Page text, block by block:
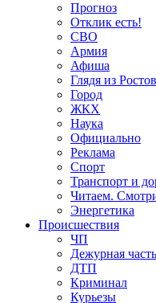
Прогноз
Отклик есть!
СВО
Армия
Афиша
Глядя из
Город
ЖКХ
Наука
Официально
Реклама
Спорт
Транспорт и
Читаем.
Энергетика
Происшествия
ЧП
Дежурная часть
ДТП
Криминал
Курьезы